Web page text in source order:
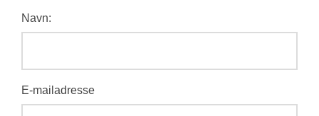
Navn:
E-mailadresse